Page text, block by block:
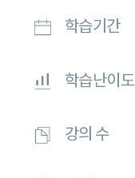
학습기간
학습난이도
강의 수